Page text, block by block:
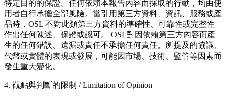
特定目的的保證。任何依賴本報告內容而採取的行動，均由使
用者自行承擔全部風險。當引用第三方資料、資訊、服務或產
品時，OSL 不對此類第三方資料的準確性、可靠性或完整性
作出任何陳述、保證或認可。 OSL對因依賴第三方內容而產
生的任何錯誤、遺漏或責任不承擔任何責任。所提及的協議、
代幣或實體的表現或發展，可能因市場、技術、監管等因素而
發生重大變化。
4. 觀點與判斷的限制 / Limitation of Opinion